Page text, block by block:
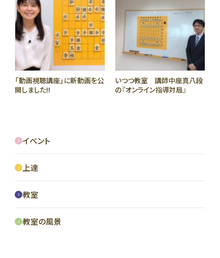
「動画視聴講座」に新動画を公
開しました!!
いつつ教室 講師中座真八段
の『オンライン指導対局』
イベント
上達
教室
教室の風景